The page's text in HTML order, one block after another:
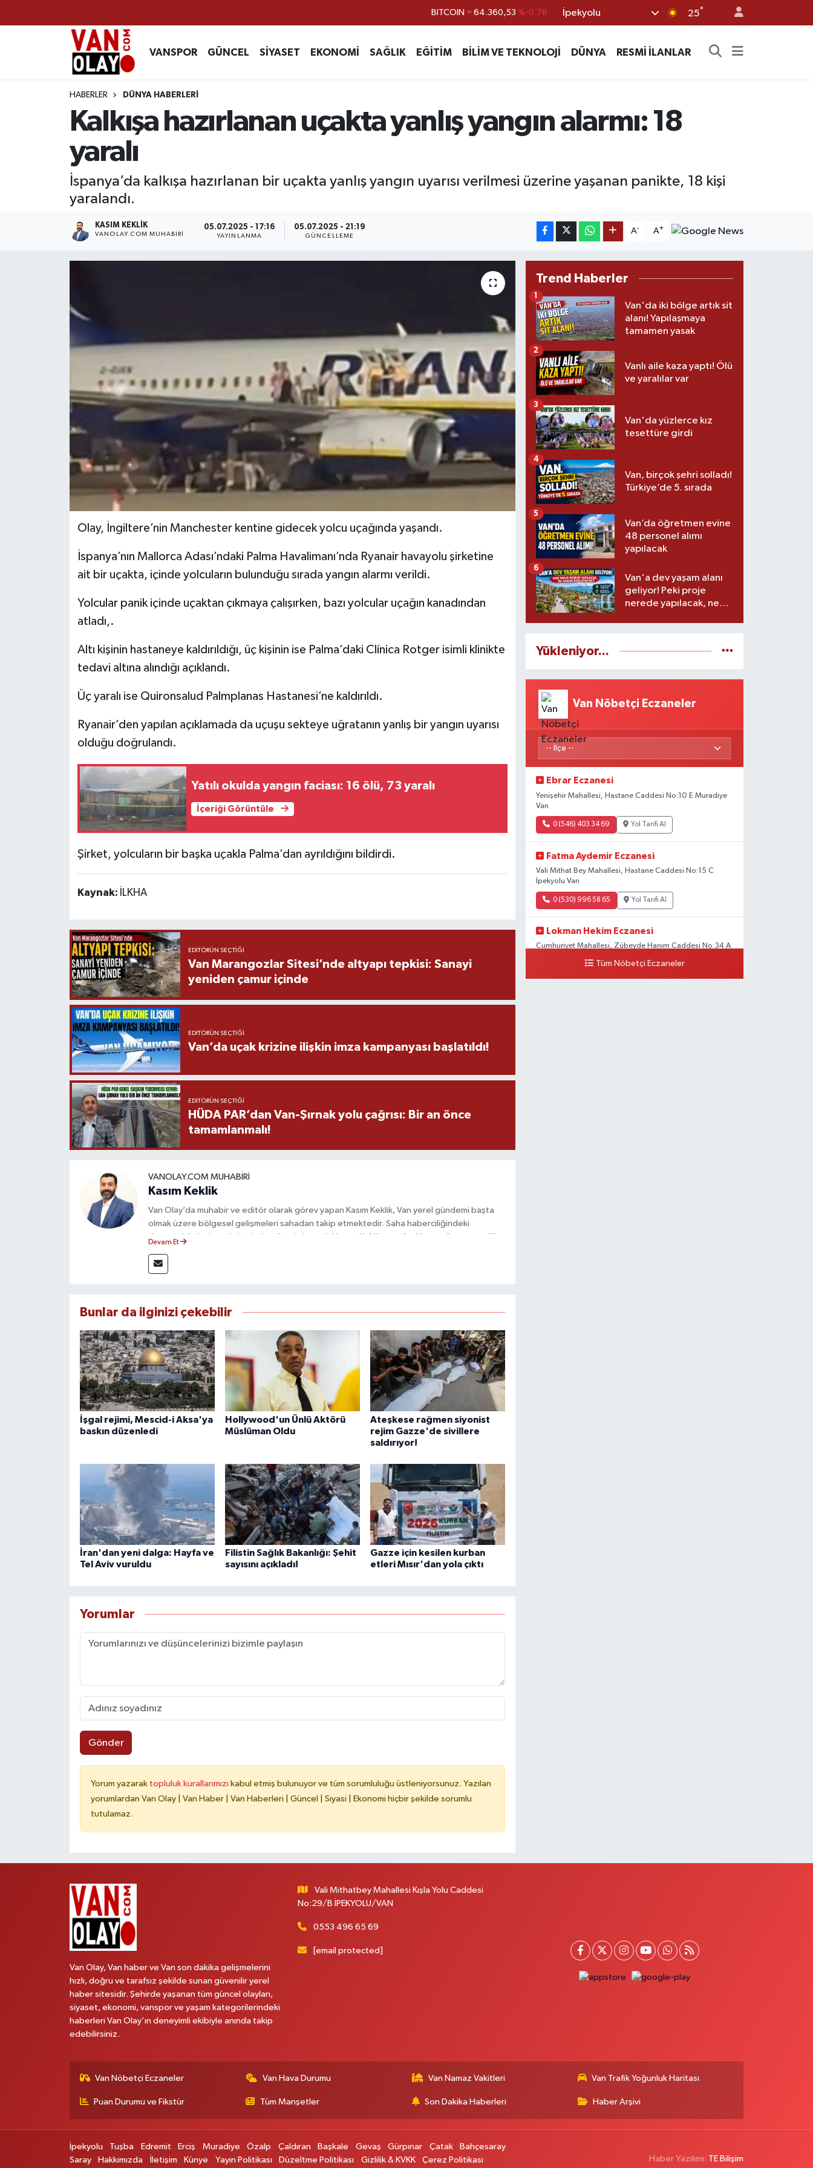
BITCOIN 64.360,53 %-0.76
EURO 55,0317 %-0.02
BİST100 13.887 %64
İpekyolu 25°
VANSPOR GÜNCEL SİYASET EKONOMİ SAĞLIK EĞİTİM BİLİM VE TEKNOLOJİ DÜNYA RESMİ İLANLAR
HABERLER DÜNYA HABERLERİ
Kalkışa hazırlanan uçakta yanlış yangın alarmı: 18
yaralı
İspanya’da kalkışa hazırlanan bir uçakta yanlış yangın uyarısı verilmesi üzerine yaşanan panikte, 18 kişi
yaralandı.
KASIM KEKLIK
VANOLAY.COM MUHABIRI
05.07.2025 - 17:16
YAYINLANMA
05.07.2025 - 21:19
GÜNCELLEME
A- A+
Olay, İngiltere’nin Manchester kentine gidecek yolcu uçağında yaşandı.
İspanya’nın Mallorca Adası’ndaki Palma Havalimanı’nda Ryanair havayolu şirketine
ait bir uçakta, içinde yolcuların bulunduğu sırada yangın alarmı verildi.
Yolcular panik içinde uçaktan çıkmaya çalışırken, bazı yolcular uçağın kanadından
atladı,.
Altı kişinin hastaneye kaldırıldığı, üç kişinin ise Palma’daki Clínica Rotger isimli klinikte
tedavi altına alındığı açıklandı.
Üç yaralı ise Quironsalud Palmplanas Hastanesi’ne kaldırıldı.
Ryanair’den yapılan açıklamada da uçuşu sekteye uğratanın yanlış bir yangın uyarısı
olduğu doğrulandı.
Yatılı okulda yangın faciası: 16 ölü, 73 yaralı
İçeriği Görüntüle
Şirket, yolcuların bir başka uçakla Palma’dan ayrıldığını bildirdi.
Kaynak: İLKHA
EDITÖRÜN SEÇTIĞI
Van Marangozlar Sitesi’nde altyapı tepkisi: Sanayi
yeniden çamur içinde
EDITÖRÜN SEÇTIĞI
Van’da uçak krizine ilişkin imza kampanyası başlatıldı!
EDITÖRÜN SEÇTIĞI
HÜDA PAR’dan Van-Şırnak yolu çağrısı: Bir an önce
tamamlanmalı!
VANOLAY.COM MUHABIRI
Kasım Keklik
Van Olay’da muhabir ve editör olarak görev yapan Kasım Keklik, Van yerel gündemi başta
olmak üzere bölgesel gelişmeleri sahadan takip etmektedir. Saha haberciliğindeki
deneyimiyle hızlı ve doğru haber üretimine odaklanan Keklik, tarafsızlık ve etik gazetecilik
Devam Et
Bunlar da ilginizi çekebilir
İşgal rejimi, Mescid-i Aksa'ya
baskın düzenledi
Hollywood'un Ünlü Aktörü
Müslüman Oldu
Ateşkese rağmen siyonist
rejim Gazze'de sivillere
saldırıyor!
İran'dan yeni dalga: Hayfa ve
Tel Aviv vuruldu
Filistin Sağlık Bakanlığı: Şehit
sayısını açıkladı!
Gazze için kesilen kurban
etleri Mısır'dan yola çıktı
Yorumlar
Gönder
Yorum yazarak topluluk kurallarımızı kabul etmiş bulunuyor ve tüm sorumluluğu üstleniyorsunuz. Yazılan
yorumlardan Van Olay | Van Haber | Van Haberleri | Güncel | Siyasi | Ekonomi hiçbir şekilde sorumlu
tutulamaz.
Trend Haberler
Van'da iki bölge artık sit
alanı! Yapılaşmaya
tamamen yasak
1
Vanlı aile kaza yaptı! Ölü
ve yaralılar var
2
Van'da yüzlerce kız
tesettüre girdi
3
Van, birçok şehri solladı!
Türkiye’de 5. sırada
4
Van’da öğretmen evine
48 personel alımı
yapılacak
5
Van'a dev yaşam alanı
geliyor! Peki proje
nerede yapılacak, ne
6
Yükleniyor...
Van Nöbetçi Eczaneler
Ebrar Eczanesi
Yenişehir Mahallesi, Hastane Caddesi No:10 E Muradiye
Van
0 (546) 403 34 69 Yol Tarifi Al
Fatma Aydemir Eczanesi
Vali Mithat Bey Mahallesi, Hastane Caddesi No:15 C
İpekyolu Van
0 (530) 996 58 65 Yol Tarifi Al
Lokman Hekim Eczanesi
Cumhuriyet Mahallesi, Zübeyde Hanım Caddesi No:34 A
Tüm Nöbetçi Eczaneler
Van Olay, Van haber ve Van son dakika gelişmelerini
hızlı, doğru ve tarafsız şekilde sunan güvenilir yerel
haber sitesidir. Şehirde yaşanan tüm güncel olayları,
siyaset, ekonomi, vanspor ve yaşam kategorilerindeki
haberleri Van Olay’ın deneyimli ekibiyle anında takip
edebilirsiniz.
Vali Mithatbey Mahallesi Kışla Yolu Caddesi
No:29/B İPEKYOLU/VAN
0553 496 65 69
[email protected]
Van Nöbetçi Eczaneler Van Hava Durumu Van Namaz Vakitleri Van Trafik Yoğunluk Haritası
Puan Durumu ve Fikstür Tüm Manşetler Son Dakika Haberleri Haber Arşivi
İpekyolu Tuşba Edremit Erciş Muradiye Özalp Çaldıran Başkale Gevaş Gürpınar Çatak
Bahçesaray
Saray
Hakkımızda İletişim Künye Yayın Politikası Düzeltme Politikası Gizlilik & KVKK Çerez Politikası Haber Yazılımı: TE Bilişim
Vanspor
Bilim & Teknoloji
Van Nöbetçi Eczaneler
Van Hava Durumu
Van Trafik Yoğunluk Haritası
Süper Lig Puan Durumu ve Fikstür
Tüm Manşetler
Son Dakika Haberleri
Haber Arşivi